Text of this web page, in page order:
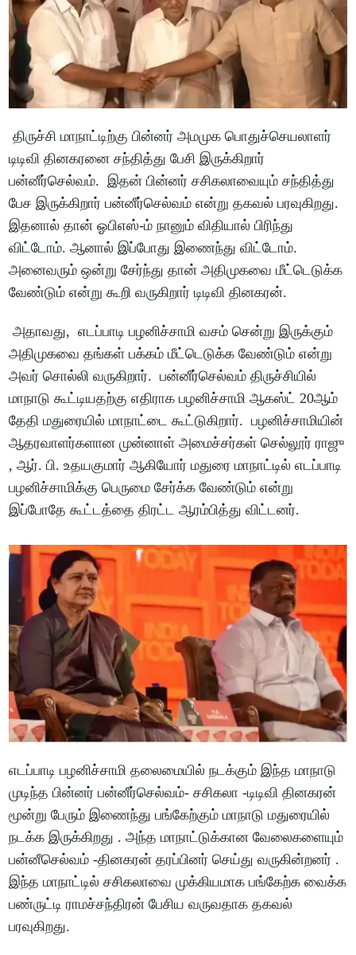
திருச்சி மாநாட்டிற்கு பின்னர் அமமுக பொதுச்செயலாளர்
டிடிவி தினகரனை சந்தித்து பேசி இருக்கிறார்
பன்னீர்செல்வம். இதன் பின்னர் சசிகலாவையும் சந்தித்து
பேச இருக்கிறார் பன்னீர்செல்வம் என்று தகவல் பரவுகிறது.
இதனால் தான் ஓபிஎஸ்-ம் நானும் விதியால் பிரிந்து
விட்டோம். ஆனால் இப்போது இணைந்து விட்டோம்.
அனைவரும் ஒன்று சேர்ந்து தான் அதிமுகவை மீட்டெடுக்க
வேண்டும் என்று கூறி வருகிறார் டிடிவி தினகரன்.
அதாவது, எடப்பாடி பழனிச்சாமி வசம் சென்று இருக்கும்
அதிமுகவை தங்கள் பக்கம் மீட்டெடுக்க வேண்டும் என்று
அவர் சொல்லி வருகிறார். பன்னீர்செல்வம் திருச்சியில்
மாநாடு கூட்டியதற்கு எதிராக பழனிச்சாமி ஆகஸ்ட் 20ஆம்
தேதி மதுரையில் மாநாட்டை கூட்டுகிறார். பழனிச்சாமியின்
ஆதரவாளர்களான முன்னாள் அமைச்சர்கள் செல்லூர் ராஜு
, ஆர். பி. உதயகுமார் ஆகியோர் மதுரை மாநாட்டில் எடப்பாடி
பழனிச்சாமிக்கு பெருமை சேர்க்க வேண்டும் என்று
இப்போதே கூட்டத்தை திரட்ட ஆரம்பித்து விட்டனர்.
எடப்பாடி பழனிச்சாமி தலைமையில் நடக்கும் இந்த மாநாடு
முடிந்த பின்னர் பன்னீர்செல்வம்- சசிகலா -டிடிவி தினகரன்
மூன்று பேரும் இணைந்து பங்கேற்கும் மாநாடு மதுரையில்
நடக்க இருக்கிறது . அந்த மாநாட்டுக்கான வேலைகளையும்
பன்னீசெல்வம் -தினகரன் தரப்பினர் செய்து வருகின்றனர் .
இந்த மாநாட்டில் சசிகலாவை முக்கியமாக பங்கேற்க வைக்க
பண்ருட்டி ராமச்சந்திரன் பேசிய வருவதாக தகவல்
பரவுகிறது.